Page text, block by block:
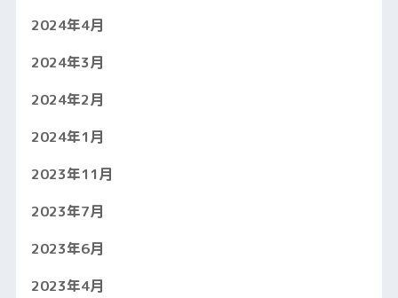
2024年4月
2024年3月
2024年2月
2024年1月
2023年11月
2023年7月
2023年6月
2023年4月